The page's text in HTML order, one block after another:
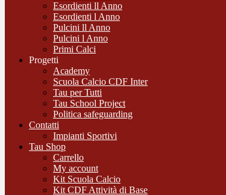
Esordienti ll Anno
Esordienti l Anno
Pulcini ll Anno
Pulcini l Anno
Primi Calci
Progetti
Academy
Scuola Calcio CDF Inter
Tau per Tutti
Tau School Project
Politica safeguarding
Contatti
Impianti Sportivi
Tau Shop
Carrello
My account
Kit Scuola Calcio
Kit CDF Attività di Base